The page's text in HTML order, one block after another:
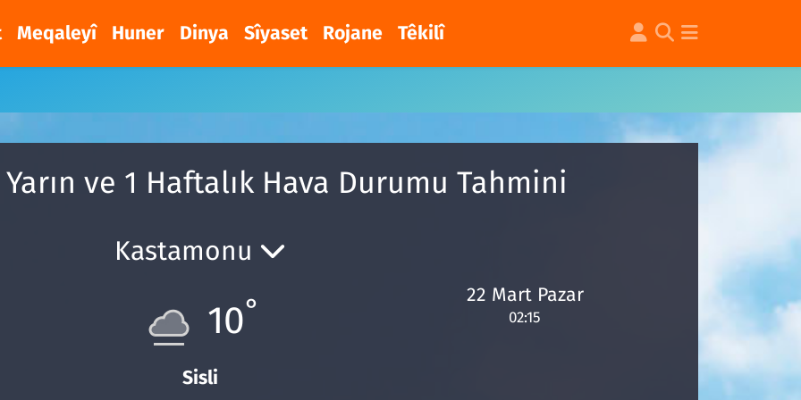
Meqaleyî Huner Dinya Sîyaset Rojane Têkilî
ve 1 Haftalık Hava Durumu Tahmini
Kastamonu
10°
Sisli
22 Mart Pazar
02:15